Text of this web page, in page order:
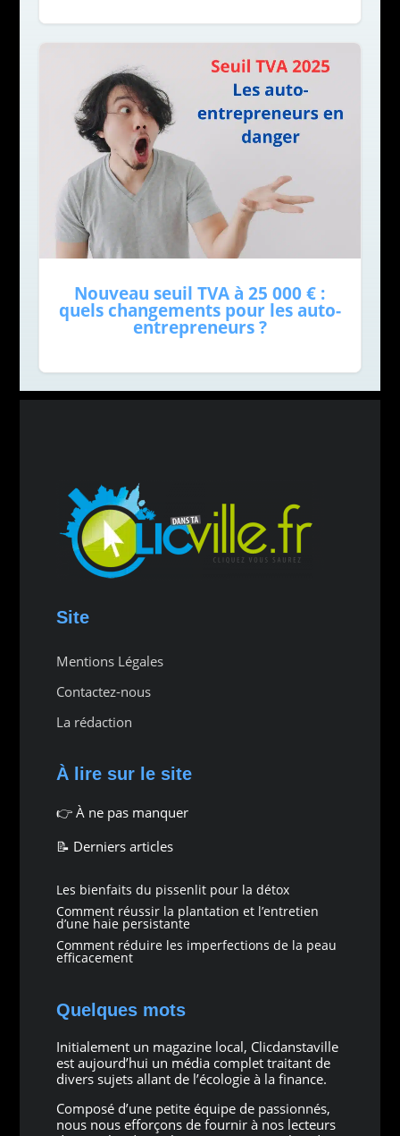
Nouveau seuil TVA à 25 000 € :
quels changements pour les auto-
entrepreneurs ?
Site
Mentions Légales
Contactez-nous
La rédaction
À lire sur le site
👉 À ne pas manquer
📝 Derniers articles
Les bienfaits du pissenlit pour la détox
Comment réussir la plantation et l’entretien
d’une haie persistante
Comment réduire les imperfections de la peau
efficacement
Quelques mots
Initialement un magazine local, Clicdanstaville
est aujourd’hui un média complet traitant de
divers sujets allant de l’écologie à la finance.
Composé d’une petite équipe de passionnés,
nous nous efforçons de fournir à nos lecteurs